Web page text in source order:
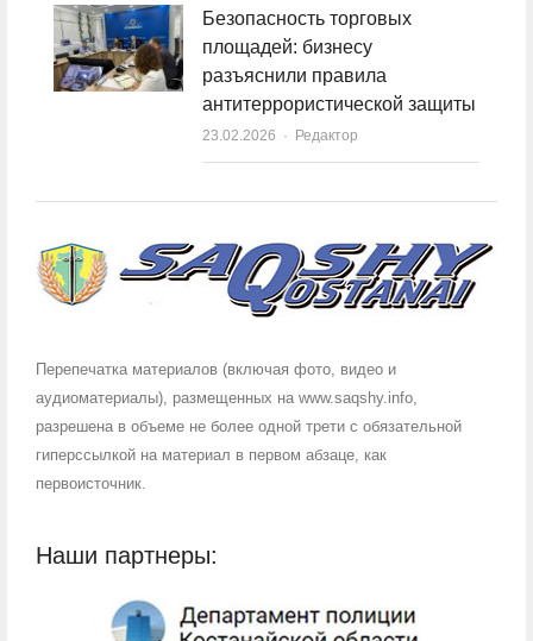
Безопасность торговых
площадей: бизнесу
разъяснили правила
антитеррористической защиты
23.02.2026 Author
Редактор
Перепечатка материалов (включая фото, видео и
аудиоматериалы), размещенных на www.saqshy.info,
разрешена в объеме не более одной трети с обязательной
гиперссылкой на материал в первом абзаце, как
первоисточник.
Наши партнеры: